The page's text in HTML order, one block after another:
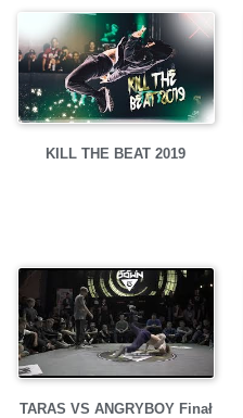
KILL THE BEAT 2019
TARAS VS ANGRYBOY Finał